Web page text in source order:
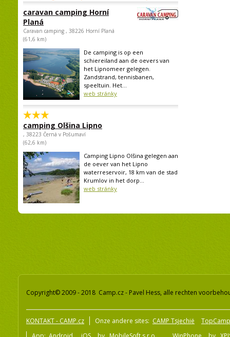
caravan camping Horní
Planá
Caravan camping , 38226 Horní Planá
(61,6 km)
De camping is op een
schiereiland aan de oevers van
het Lipnomeer gelegen.
Zandstrand, tennisbanen,
speeltuin. Het...
web stránky
camping Olšina Lipno
, 38223 Černá v Pošumaví
(62,6 km)
Camping Lipno Olšina gelegen aan
de oever van het Lipno
waterreservoir, 18 km van de stad
Krumlov in het dorp...
web stránky
Copyright© 2009 - 2018 Camp.cz - Pavel Hess, alle rechten
KONTAKT - CAMP.cz Onze andere sites: CAMP Tsjechië